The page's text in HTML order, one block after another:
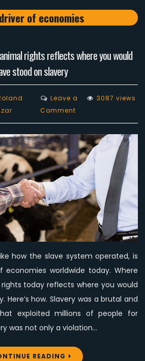
driver of economies
rights reflects where you would
stood on slavery
Leave a
Commenton
Where
you
stand
on
animal
rights
reflects
where
would
stood
on
slavery
3087 views
how the slave system operated, is
worldwide today. Where
today reflects where you would
Here’s how. Slavery was a brutal and
exploited millions of people for
was not only a violation…
READING